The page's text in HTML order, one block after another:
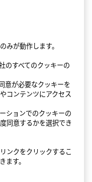
を含む）
みが動作します。
のすべてのクッキーの
意が必要なクッキーを
コンテンツにアクセス
ションでのクッキーの
同意するかを選択でき
ンクをクリックするこ
ます。